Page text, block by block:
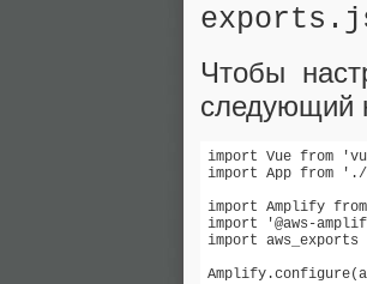
Чтобы
следующий
import Vue from
import App from './
import Amplify
import '@aws-
import